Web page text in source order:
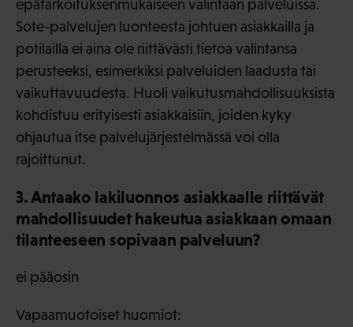
epätarkoituksenmukaiseen valintaan palveluissa.
Sote-palvelujen luonteesta johtuen asiakkailla ja
potilailla ei aina ole riittävästi tietoa valintansa
perusteeksi, esimerkiksi palveluiden laadusta tai
vaikuttavuudesta. Huoli vaikutusmahdollisuuksista
kohdistuu erityisesti asiakkaisiin, joiden kyky
ohjautua itse palvelujärjestelmässä voi olla
rajoittunut.
3. Antaako lakiluonnos asiakkaalle riittävät
mahdollisuudet hakeutua asiakkaan omaan
tilanteeseen sopivaan palveluun?
ei pääosin
Vapaamuotoiset huomiot: